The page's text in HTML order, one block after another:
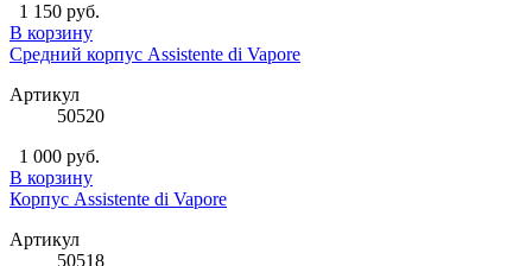
1 150 руб.
В корзину
Средний корпус Assistente di Vapore
Артикул
50520
1 000 руб.
В корзину
Корпус Assistente di Vapore
Артикул
50518